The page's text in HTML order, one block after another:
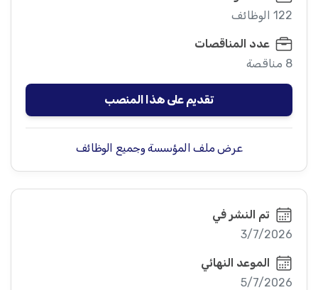
122 الوظائف
عدد المناقصات
8 مناقصة
تقديم على هذا المنصب
عرض ملف المؤسسة وجميع الوظائف
تم النشر في
3/7/2026
الموعد النهائي
5/7/2026